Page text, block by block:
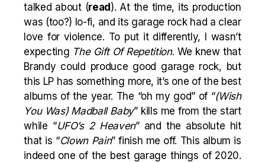
talked about (read). At the time, its production
was (too?) lo-fi, and its garage rock had a clear
love for violence. To put it differently, I wasn’t
expecting The Gift Of Repetition. We knew that
Brandy could produce good garage rock, but
this LP has something more, it’s one of the best
albums of the year. The “oh my god” of “(Wish
You Was) Madball Baby” kills me from the start
while “UFO’s 2 Heaven” and the absolute hit
that is “Clown Pain” finish me off. This album is
indeed one of the best garage things of 2020.